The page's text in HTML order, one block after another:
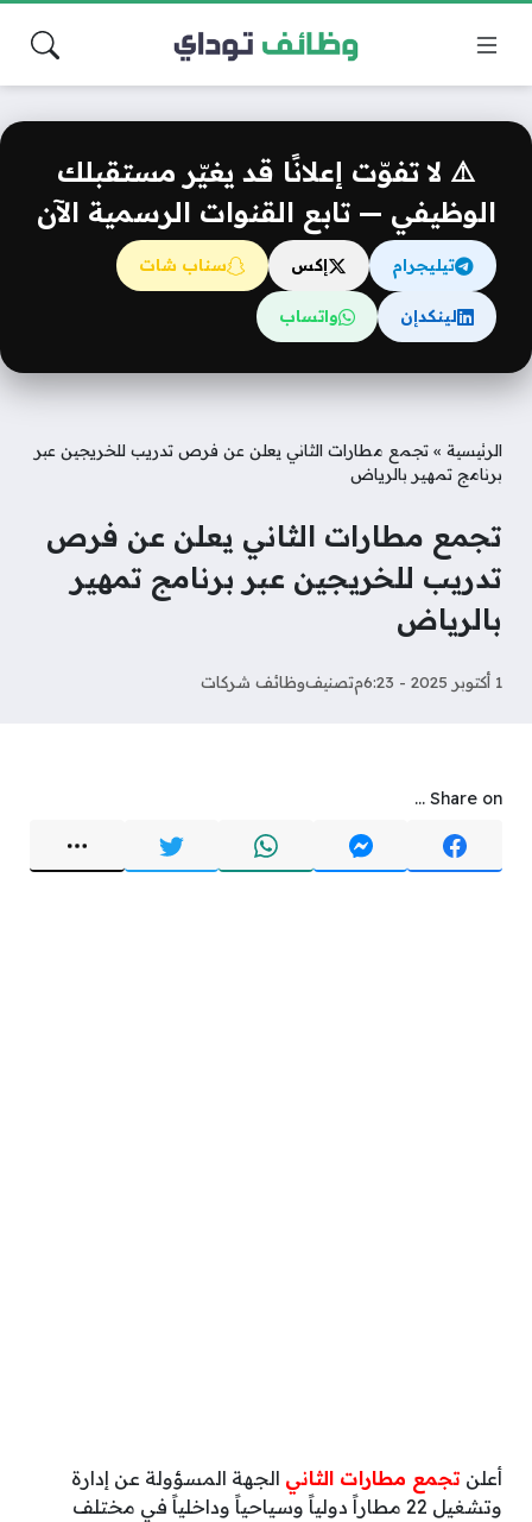
⚠️ لا تفوّت إعلانًا قد يغيّر مستقبلك
الوظيفي — تابع القنوات الرسمية الآن
تيليجرام إكس سناب شات
لينكدإن واتساب
الرئيسية » تجمع مطارات الثاني يعلن عن فرص تدريب للخريجين عبر
برنامج تمهير بالرياض
تجمع مطارات الثاني يعلن عن فرص
تدريب للخريجين عبر برنامج تمهير
بالرياض
1 أكتوبر 2025 - 6:23م تصنيفوظائف شركات
Share on ...
أعلن تجمع مطارات الثاني الجهة المسؤولة عن إدارة
وتشغيل 22 مطاراً دولياً وسياحياً وداخلياً في مختلف